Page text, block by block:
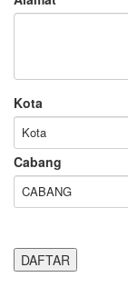
Kota
Kota
Cabang
CABANG